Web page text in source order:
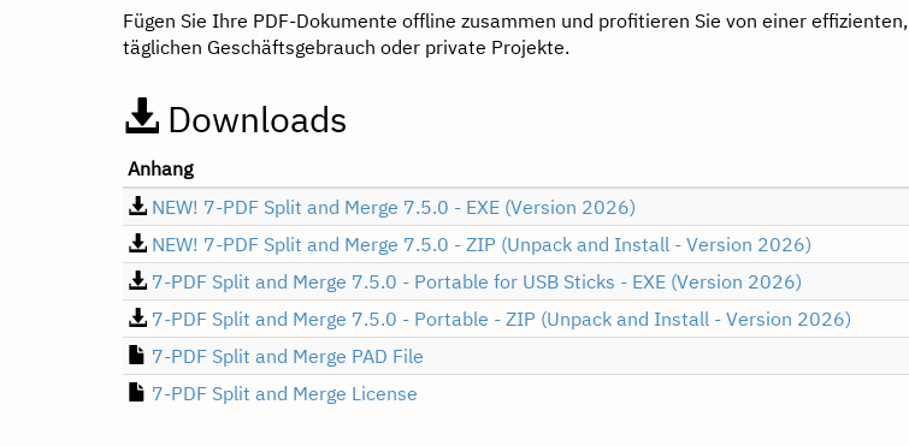
Fügen Sie Ihre PDF-Dokumente offline zusammen und profitieren Sie von einer
täglichen Geschäftsgebrauch oder private Projekte.
Downloads
Anhang
NEW! 7-PDF Split and Merge 7.5.0 - EXE (Version 2026)
NEW! 7-PDF Split and Merge 7.5.0 - ZIP (Unpack and Install - Version 2026)
7-PDF Split and Merge 7.5.0 - Portable for USB Sticks - EXE (Version 2026)
7-PDF Split and Merge 7.5.0 - Portable - ZIP (Unpack and Install - Version 2026)
7-PDF Split and Merge PAD File
7-PDF Split and Merge License